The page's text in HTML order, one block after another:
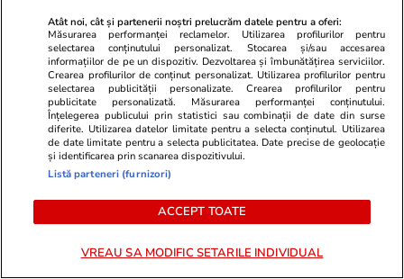
liceu tehnologic. „Este o
nebuloasă și pentru noi”
Vrei să îți fac o rețetă?
ULTIMELE ȘTIRI
Atât noi, cât și partenerii noștri prelucrăm datele pentru a oferi:
Măsurarea performanței reclamelor. Utilizarea profilurilor pentru
selectarea conținutului personalizat. Stocarea și/sau accesarea
informațiilor de pe un dispozitiv. Dezvoltarea și îmbunătățirea serviciilor.
Crearea profilurilor de conținut personalizat. Utilizarea profilurilor pentru
selectarea publicității personalizate. Crearea profilurilor pentru
publicitate personalizată. Măsurarea performanței conținutului.
Înțelegerea publicului prin statistici sau combinații de date din surse
diferite. Utilizarea datelor limitate pentru a selecta conținutul. Utilizarea
de date limitate pentru a selecta publicitatea. Date precise de geolocație
și identificarea prin scanarea dispozitivului.
Listă parteneri (furnizori)
ACCEPT TOATE
VREAU SA MODIFIC SETARILE INDIVIDUAL